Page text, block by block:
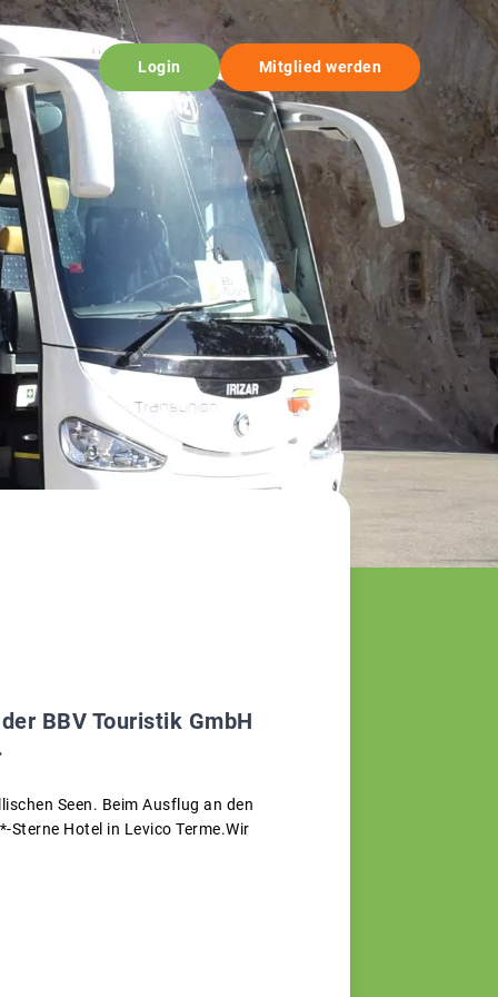
Login Mitglied werden
BBV Touristik GmbH
Seen. Beim Ausflug an den
Sterne Hotel in Levico Terme.Wir